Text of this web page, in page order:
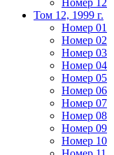
Номер 12
Том 12, 1999 г.
Номер 01
Номер 02
Номер 03
Номер 04
Номер 05
Номер 06
Номер 07
Номер 08
Номер 09
Номер 10